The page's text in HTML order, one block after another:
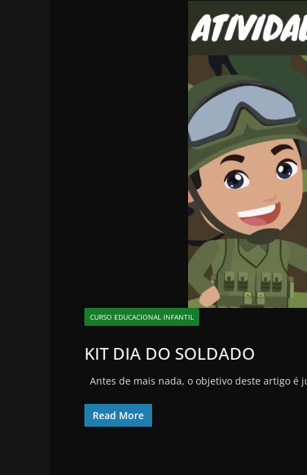
CURSO EDUCACIONAL INFANTIL
KIT DIA DO SOLDADO
Antes de mais nada, o objetivo deste artigo é
Read More